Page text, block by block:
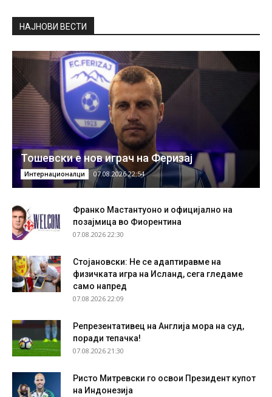
НAЈНОВИ ВЕСТИ
Тошевски е нов играч на Феризај
Интернационалци 07.08.2026 22:54
Франко Мастантуоно и официјално на
позајмица во Фиорентина
07.08.2026 22:30
Стојановски: Не се адаптиравме на
физичката игра на Исланд, сега гледаме
само напред
07.08.2026 22:09
Репрезентативец на Англија мора на суд,
поради тепачка!
07.08.2026 21:30
Ристо Митревски го освои Президент купот
на Индонезија